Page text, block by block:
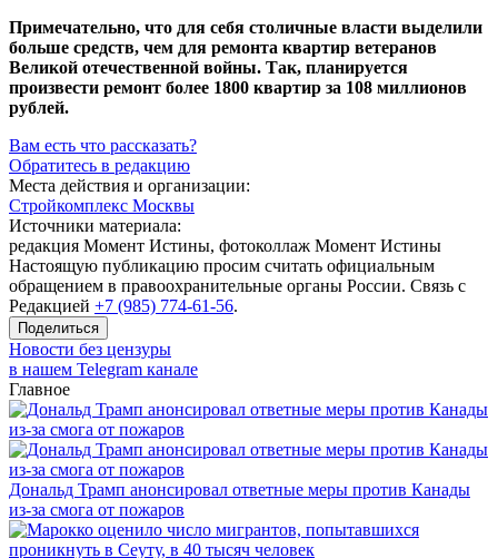
Примечательно, что для себя столичные власти выделили
больше средств, чем для ремонта квартир ветеранов
Великой отечественной войны. Так, планируется
произвести ремонт более 1800 квартир за 108 миллионов
рублей.
Вам есть что рассказать?
Обратитесь в редакцию
Места действия и организации:
Стройкомплекс Москвы
Источники материала:
редакция Момент Истины, фотоколлаж Момент Истины
Настоящую публикацию просим считать официальным
обращением в правоохранительные органы России. Связь с
Редакцией +7 (985) 774-61-56.
Поделиться
Новости без цензуры
в нашем Telegram канале
Главное
Дональд Трамп анонсировал ответные меры против Канады
из-за смога от пожаров